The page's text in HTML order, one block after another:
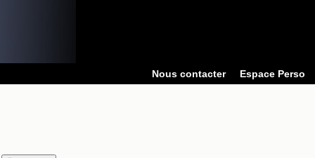
Nous contacter Espace Perso